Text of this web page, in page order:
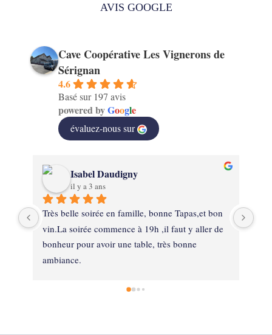
AVIS GOOGLE
Cave Coopérative Les Vignerons de
Sérignan
4.6
Basé sur 197 avis
powered byGoogle
évaluez-nous sur
Isabel Daudigny
il y a 3 ans
Très belle soirée en famille, bonne Tapas,et bon
vin.La soirée commence à 19h ,il faut y aller de
bonheur pour avoir une table, très bonne
ambiance.